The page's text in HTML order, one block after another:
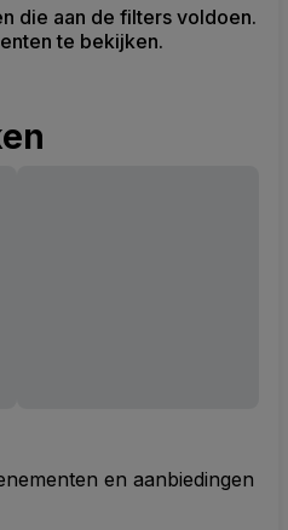
die aan de filters voldoen.
te bekijken.
en aanbiedingen